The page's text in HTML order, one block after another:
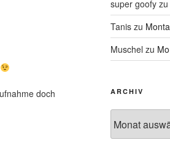
doch
super goofyzu
Taniszu
Muschel zu
ARCHIV